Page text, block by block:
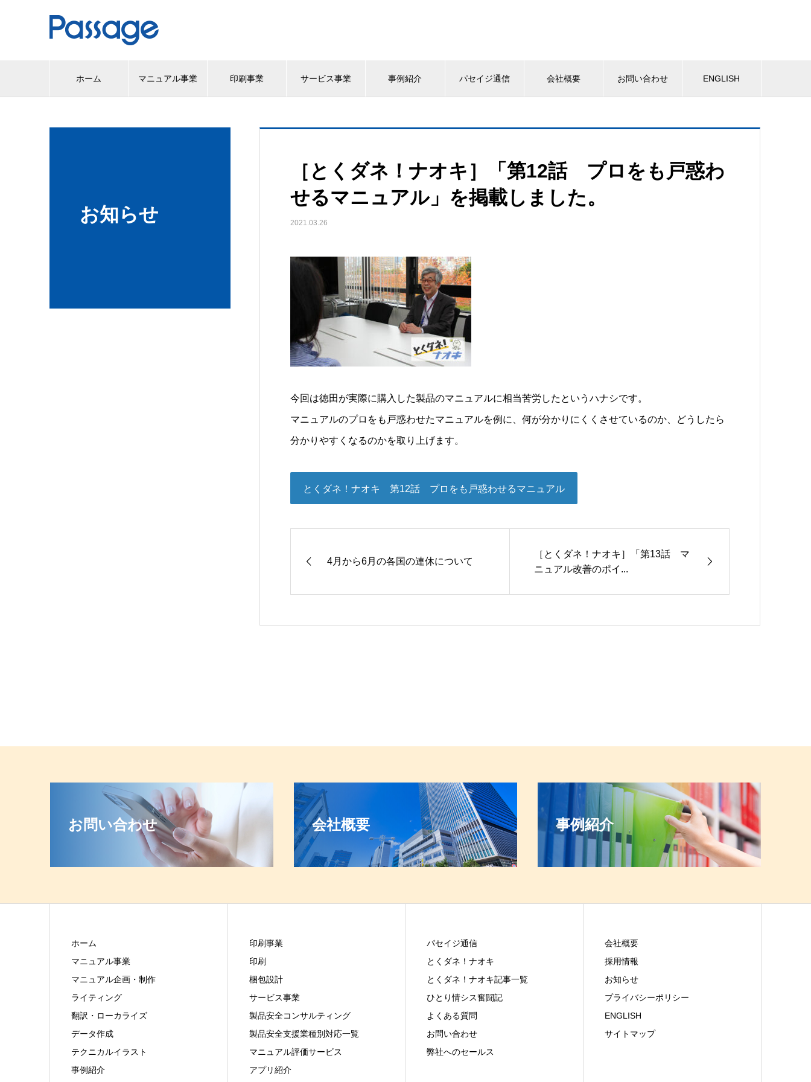
ホーム マニュアル事業 印刷事業 サービス事業 事例紹介 パセイジ通信 会社概要 お問い合わせ ENGLISH
お知らせ
［とくダネ！ナオキ］「第12話 プロをも戸惑わ
せるマニュアル」を掲載しました。
2021.03.26
今回は徳田が実際に購入した製品のマニュアルに相当苦労したというハナシです。
マニュアルのプロをも戸惑わせたマニュアルを例に、何が分かりにくくさせているのか、どうしたら
分かりやすくなるのかを取り上げます。
とくダネ！ナオキ 第12話 プロをも戸惑わせるマニュアル
4月から6月の各国の連休について
［とくダネ！ナオキ］「第13話 マ
ニュアル改善のポイ...
お問い合わせ 会社概要 事例紹介
ホーム
マニュアル事業
マニュアル企画・制作
ライティング
翻訳・ローカライズ
データ作成
テクニカルイラスト
事例紹介
印刷事業
印刷
梱包設計
サービス事業
製品安全コンサルティング
製品安全支援業種別対応一覧
マニュアル評価サービス
アプリ紹介
パセイジ通信
とくダネ！ナオキ
とくダネ！ナオキ記事一覧
ひとり情シス奮闘記
よくある質問
お問い合わせ
弊社へのセールス
会社概要
採用情報
お知らせ
プライバシーポリシー
ENGLISH
サイトマップ